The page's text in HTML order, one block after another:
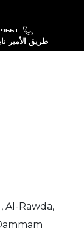
+966 50 299 9256
طريق الأمير
Al-Rawda,